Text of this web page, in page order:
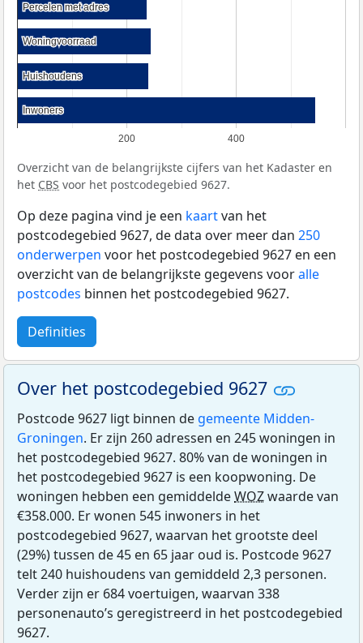
200 400
Percelen met adres
Percelen met adres
Woningvoorraad
Woningvoorraad
Huishoudens
Huishoudens
Inwoners
Inwoners
Overzicht van de belangrijkste cijfers van het Kadaster en
het CBS voor het postcodegebied 9627.
Op deze pagina vind je een kaartvan het
postcodegebied 9627, de data over meer dan 250
onderwerpen voor het postcodegebied 9627 en een
overzicht van de belangrijkste gegevens vooralle
postcodes binnen het postcodegebied 9627.
Definities
Over het postcodegebied 9627
Postcode 9627 ligt binnen de gemeente Midden-
Groningen. Er zijn 260 adressen en 245 woningen in
het postcodegebied 9627. 80% van de woningen in
het postcodegebied 9627 is een koopwoning. De
woningen hebben een gemiddeldeWOZwaarde van
€358.000. Er wonen 545 inwoners in het
postcodegebied 9627, waarvan het grootste deel
(29%) tussen de 45 en 65 jaar oud is. Postcode 9627
telt 240 huishoudens van gemiddeld 2,3 personen.
Verder zijn er 684 voertuigen, waarvan 338
personenauto’s geregistreerd in het postcodegebied
9627.